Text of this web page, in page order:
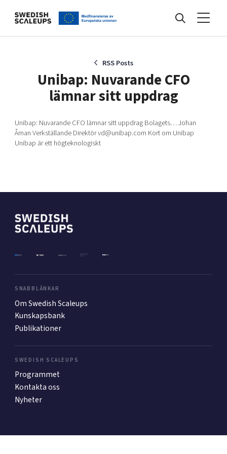
Kunskapsbank
Internationalisering
Ansök till Swedish Scaleups
In English
RSS Posts
Unibap: Nuvarande CFO
lämnar sitt uppdrag
Unibap: Nuvarande CFO lämnar sitt uppdrag Bolagets… Johan
Åman Verkställande Direktör vd@unibap.com Kort om Unibap
Unibap är ett högteknologiskt
SNABBLÄNKAR
Om Swedish Scaleups
Kunskapsbank
Publikationer
SWEDISH SCALEUPS
Programmet
Kontakta oss
Nyheter